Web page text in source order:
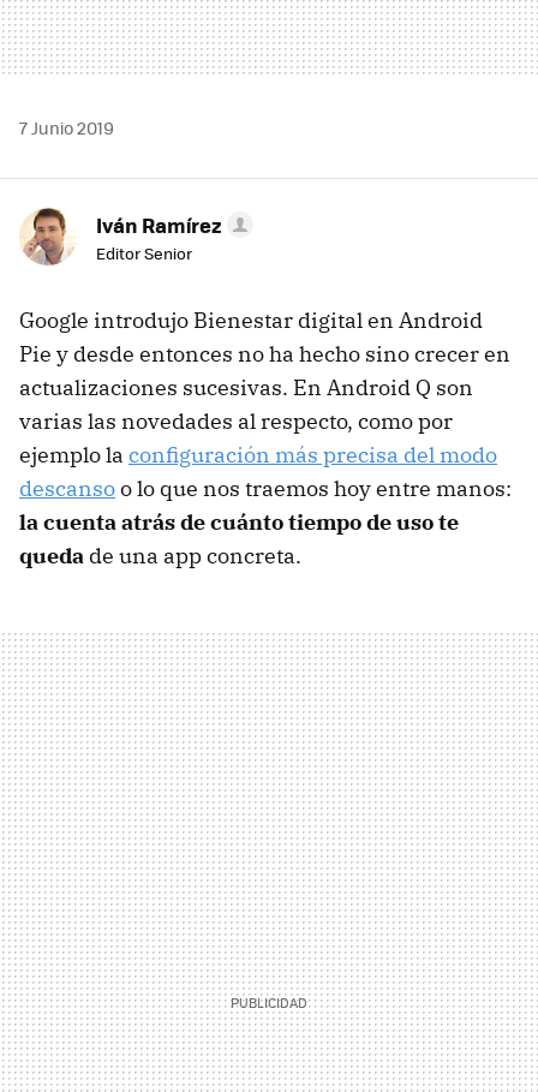
7 Junio 2019
Iván Ramírez
Editor Senior
Google introdujo Bienestar digital en Android
Pie y desde entonces no ha hecho sino crecer en
actualizaciones sucesivas. En Android Q son
varias las novedades al respecto, como por
ejemplo la configuración más precisa del modo
descansoo lo que nos traemos hoy entre manos:
la cuenta atrás de cuánto tiempo de uso te
queda de una app concreta.